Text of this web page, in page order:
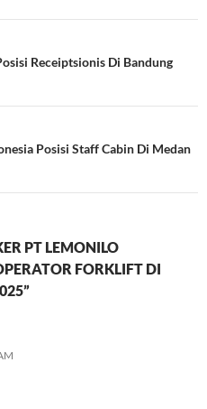
Receiptsionis Di Bandung
Posisi Staff Cabin Di Medan
PT LEMONILO
FORKLIFT DI